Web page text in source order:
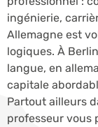
ingénierie,
Allemagne est
logiques. À
langue, en
capitale
Partout ailleurs
professeur vous